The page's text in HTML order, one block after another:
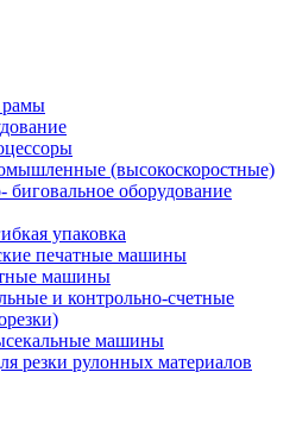
рамы
(высокоскоростные)
оборудование
упаковка
печатные машины
машины
и контрольно-счетные
машины
резки рулонных материалов